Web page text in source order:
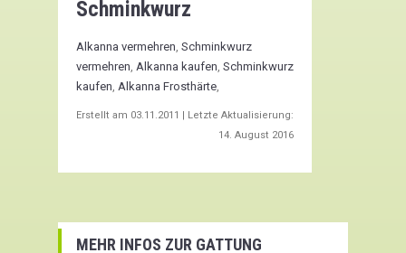
Schminkwurz
Alkanna vermehren, Schminkwurz
vermehren, Alkanna kaufen, Schminkwurz
kaufen, Alkanna Frosthärte,
Erstellt am 03.11.2011 | Letzte Aktualisierung:
14. August 2016
MEHR INFOS ZUR GATTUNG